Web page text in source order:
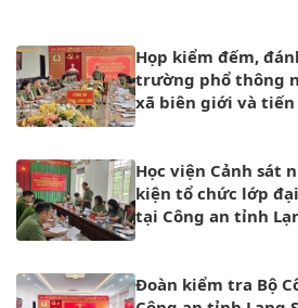
Họp kiểm đếm,
trường phổ thông
xã biên giới và
Học viện Cảnh sát
kiện tổ chức lớp
tại Công an tỉnh
Đoàn kiểm tra Bộ